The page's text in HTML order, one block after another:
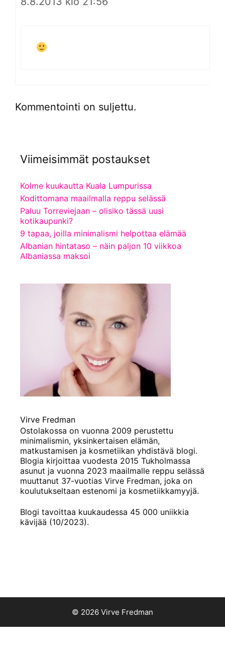
Kommentointi on suljettu.
Viimeisimmät postaukset
Kolme kuukautta Kuala Lumpurissa
Kodittomana maailmalla reppu selässä
Paluu Torreviejaan – olisiko tässä uusi
kotikaupunki?
9 tapaa, joilla minimalismi helpottaa elämää
Albanian hintataso – näin paljon 10 viikkoa
Albaniassa maksoi
Virve Fredman
Ostolakossa on vuonna 2009 perustettu
minimalismin, yksinkertaisen elämän,
matkustamisen ja kosmetiikan yhdistävä blogi.
Blogia kirjoittaa vuodesta 2015 Tukholmassa
asunut ja vuonna 2023 maailmalle reppu selässä
muuttanut 37-vuotias Virve Fredman, joka on
koulutukseltaan estenomi ja kosmetiikkamyyjä.
Blogi tavoittaa kuukaudessa 45 000 uniikkia
kävijää (10/2023).
© 2026 Virve Fredman